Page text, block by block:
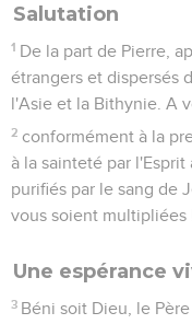
Salutation
1 De la part de Pierre,
étrangers et dispersés
l'Asie et la Bithynie. A
2 conformément à la
à la sainteté par
purifiés par le sang de
vous soient multipliées
Une espérance
3 Béni soit Dieu, le